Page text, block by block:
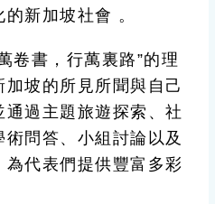
新加坡社會 。
卷書，行萬裏路”的理
坡的所見所聞與自己
過主題旅遊探索、社
問答、小組討論以及
代表們提供豐富多彩